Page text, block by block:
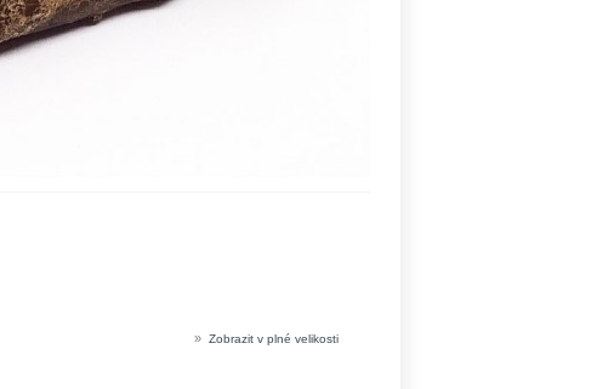
» Zobrazit v plné velikosti